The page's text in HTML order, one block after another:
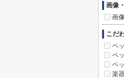
画像
画
こだ
ペ
ペ
ペ
楽